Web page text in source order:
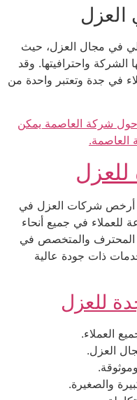
العزل
في مجال العزل، حيث
الشركة واحترافيتها. وقد
في جدة وتعتبر واحدة من
حول شركة العاصمة يمكن
العاصمة.
أرخص شركات العزل في
في جميع أنحاء
المحترف والمتخصص في
ذات جودة عالية
للعزل
العملاء.
العزل.
والصغيرة.